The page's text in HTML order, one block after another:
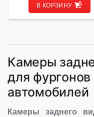
В КОРЗИНУ
Камеры
для
автомобилей
Камеры заднего